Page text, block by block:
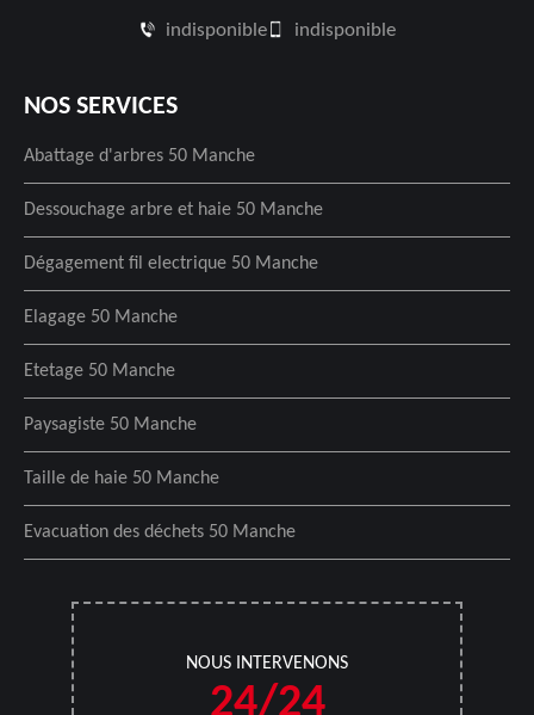
indisponible indisponible
NOS SERVICES
Abattage d'arbres 50 Manche
Dessouchage arbre et haie 50 Manche
Dégagement fil electrique 50 Manche
Elagage 50 Manche
Etetage 50 Manche
Paysagiste 50 Manche
Taille de haie 50 Manche
Evacuation des déchets 50 Manche
NOUS INTERVENONS
24/24